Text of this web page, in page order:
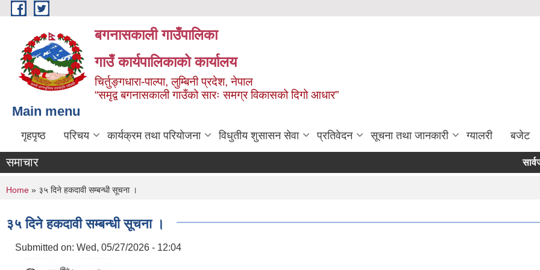
Skip to main content
बगनासकाली गाउँपालिका
गाउँ कार्यपालिकाको कार्यालय
चिर्तुङ्गधारा-पाल्पा, लुम्बिनी प्रदेश, नेपाल
“समृद्व बगनासकाली गाउँको सारः समग्र विकासको दिगो आधार”
Main menu
गृहपृष्ठ परिचय कार्यक्रम तथा परियोजना विधुतीय शुसासन सेवा प्रतिवेदन सूचना तथा जानकारी ग्यालरी बजेट
समाचार सार्वजनिक
You are here
Home » ३५ दिने हकदावी सम्बन्धी सूचना ।
३५ दिने हकदावी सम्बन्धी सूचना ।
Submitted on: Wed, 05/27/2026 - 12:04